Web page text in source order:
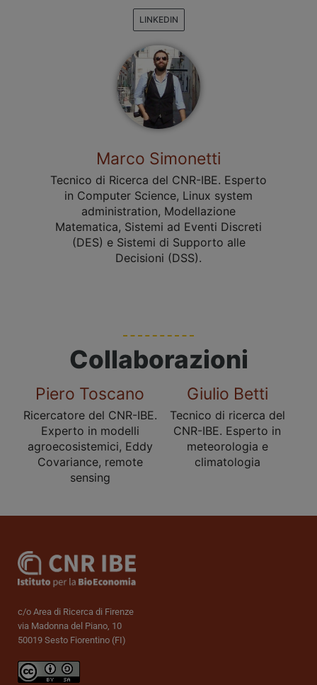
Marco Simonetti
Tecnico di Ricerca del CNR-IBE. Esperto
in Computer Science, Linux system
administration, Modellazione
Matematica, Sistemi ad Eventi Discreti
(DES) e Sistemi di Supporto alle
Decisioni (DSS).
LINKEDIN
Collaborazioni
Piero Toscano
Ricercatore del CNR-IBE.
Experto in modelli
agroecosistemici, Eddy
Covariance, remote
sensing
Giulio Betti
Tecnico di ricerca del
CNR-IBE. Esperto in
meteorologia e
climatologia
c/o Area di Ricerca di Firenze
via Madonna del Piano, 10
50019 Sesto Fiorentino (FI)